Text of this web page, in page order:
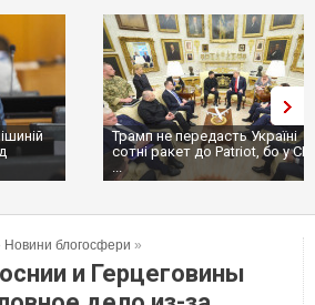
Трамп не передасть Україні
сотні ракет до Patriot, бо у
...
Новини блогосфери »
и Герцеговины